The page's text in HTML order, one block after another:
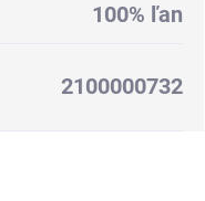
100% ľan
2100000732